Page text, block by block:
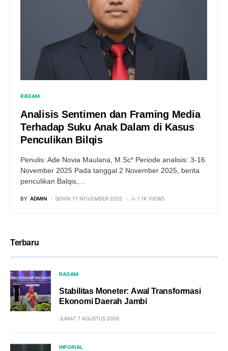
RAGAM
Analisis Sentimen dan Framing Media
Terhadap Suku Anak Dalam di Kasus
Penculikan Bilqis
Penulis: Ade Novia Maulana, M.Sc* Periode analisis: 3-16
November 2025 Pada tanggal 2 November 2025, berita
penculikan Balqis,…
BY ADMIN SENIN 17 NOVEMBER 2025 1.1K VIEWS
Terbaru
RAGAM
Stabilitas Moneter: Awal Transformasi
Ekonomi Daerah Jambi
JUMAT 7 AGUSTUS 2026
INFORIAL